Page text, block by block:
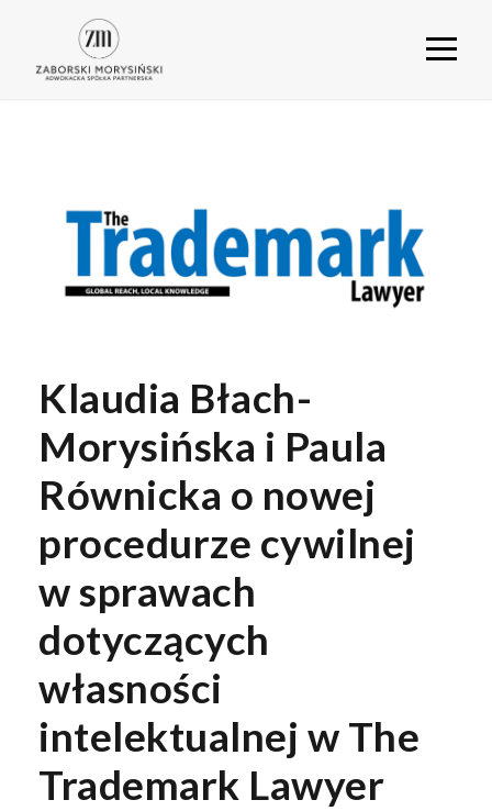
Klaudia Błach-
Morysińska i Paula
Równicka o nowej
procedurze cywilnej
w sprawach
dotyczących
własności
intelektualnej w The
Trademark Lawyer